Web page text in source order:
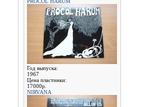
Год выпуска:
1967
Цена пластинки:
17000р.
NIRVANA